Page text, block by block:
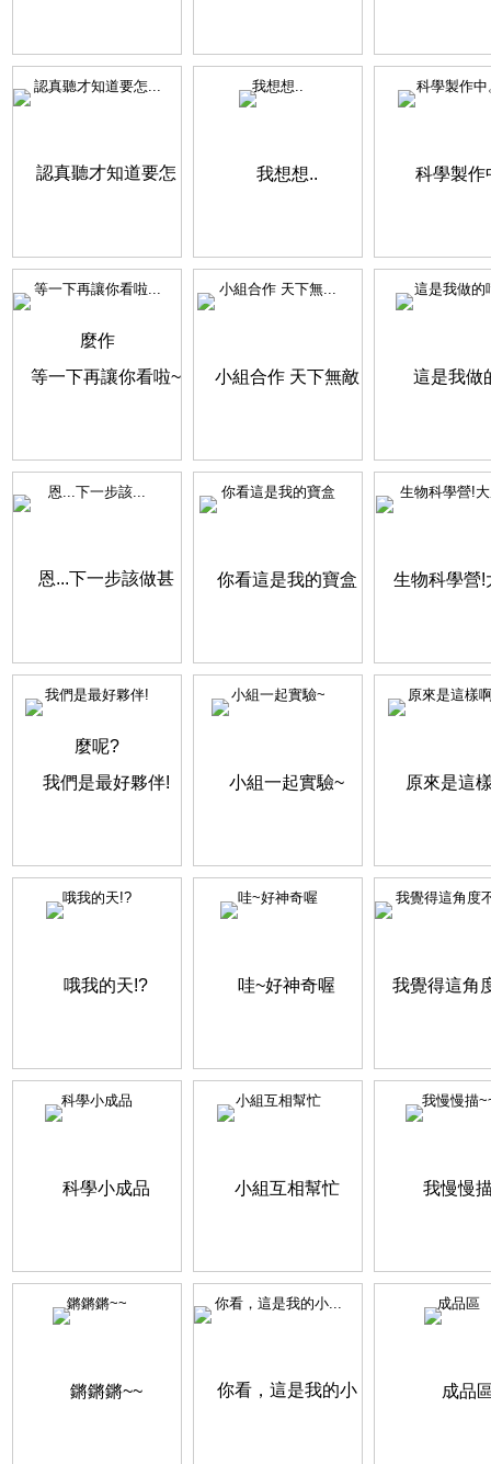
認真聽才知道要怎... 我想想.. 科學製作中
等一下再讓你看啦... 小組合作 天下無... 這是我做的
恩...下一步該... 你看這是我的寶盒 生物科學營!
我們是最好夥伴! 小組一起實驗~ 原來是這樣
哦我的天!? 哇~好神奇喔 我覺得這角度
科學小成品 小組互相幫忙 我慢慢描
鏘鏘鏘~~ 你看，這是我的小... 成品區